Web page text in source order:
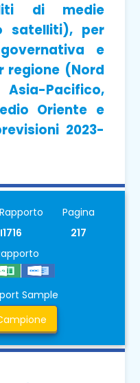
di medie
satelliti), per
e
regione (Nord
Pacifico,
Oriente e
2023-
Pagina
217
Sample